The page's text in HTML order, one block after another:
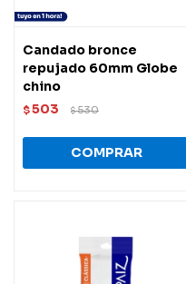
Candado bronce
repujado 60mm Globe
chino
$503 $530